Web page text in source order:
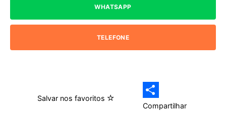
WHATSAPP
TELEFONE
Salvar nos favoritos
Compartilhar